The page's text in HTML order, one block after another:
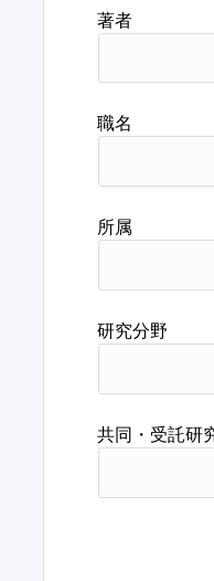
著者
職名
所属
研究分野
共同・受託研